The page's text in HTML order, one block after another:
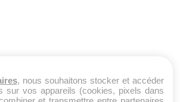
, nous souhaitons stocker et accéder
sur vos appareils (cookies, pixels dans